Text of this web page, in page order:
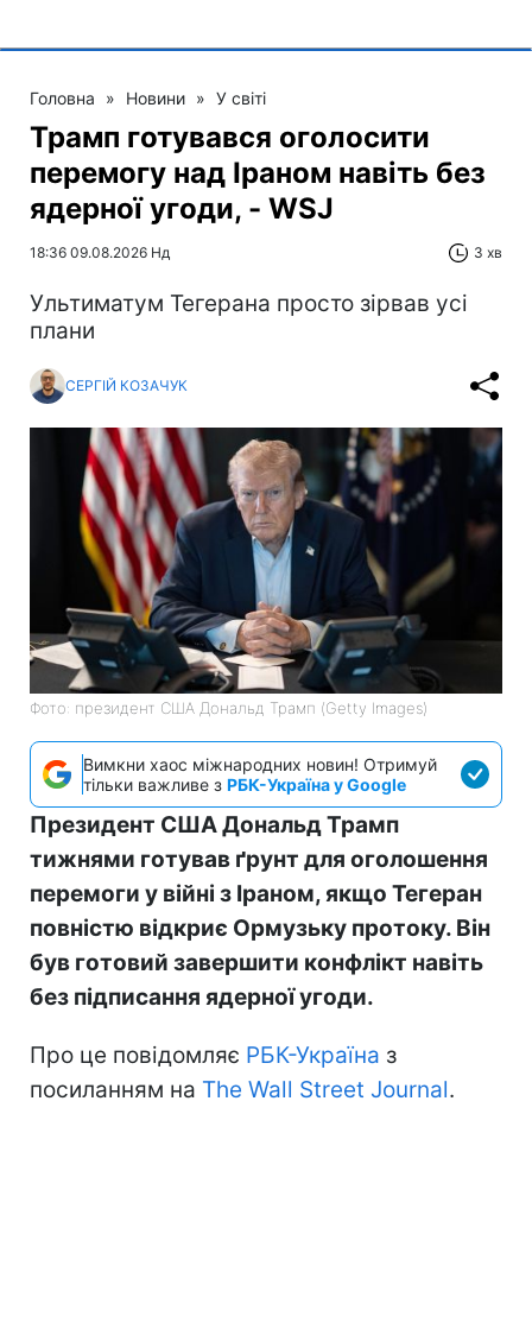
Головна » Новини » У світі
Трамп готувався оголосити
перемогу над Іраном навіть без
ядерної угоди, - WSJ
18:36 09.08.2026 Нд 3 хв
Ультиматум Тегерана просто зірвав усі
плани
СЕРГІЙ КОЗАЧУК
Фото: президент США Дональд Трамп (Getty Images)
Вимкни хаос міжнародних новин! Отримуй
тільки важливе з РБК-Україна у Google
Президент США Дональд Трамп
тижнями готував ґрунт для оголошення
перемоги у війні з Іраном, якщо Тегеран
повністю відкриє Ормузьку протоку. Він
був готовий завершити конфлікт навіть
без підписання ядерної угоди.
Про це повідомляє РБК-Україна з
посиланням на The Wall Street Journal.